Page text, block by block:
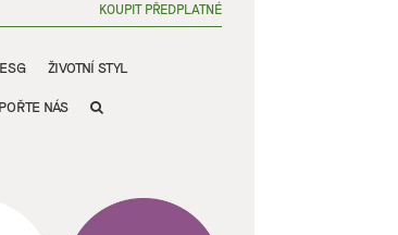
KOUPIT PŘEDPLATNÉ
ESG ŽIVOTNÍ STYL
NÁS